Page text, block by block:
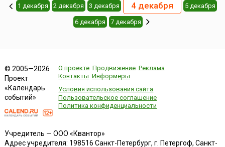
1 декабря 2 декабря 3 декабря 4 декабря 5 декабря
6 декабря 7 декабря
© 2005—2026
Проект
«Календарь
событий»
О проекте Продвижение Реклама
Контакты Информеры
Условия использования сайта
Пользовательское соглашение
Политика конфиденциальности
Учредитель — ООО «Квантор»
Адрес учредителя: 198516 Санкт-Петербург, г. Петергоф, Санкт-